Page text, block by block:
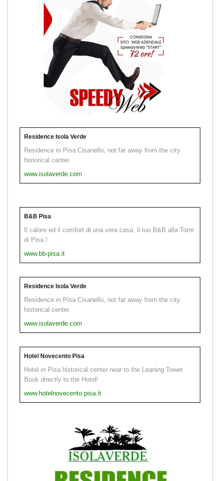
Residence Isola Verde
Residence in Pisa Cisanello, not far away from the city
historical center.
www.isolaverde.com
B&B Pisa
Il calore ed il comfort di una vera casa, il tuo B&B alla Torre
di Pisa !
www.bb-pisa.it
Residence Isola Verde
Residence in Pisa Cisanello, not far away from the city
historical center.
www.isolaverde.com
Hotel Novecento Pisa
Hotel in Pisa historical center near to the Leaning Tower.
Book directly to the Hotel!
www.hotelnovecento.pisa.it